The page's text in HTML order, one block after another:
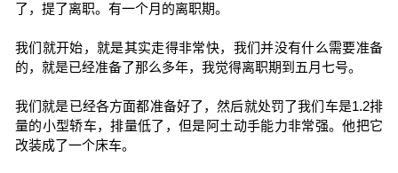
了，提了离职。有一个月的离职期。
我们就开始，就是其实走得非常快，我们并没有什么需要准备
的，就是已经准备了那么多年，我觉得离职期到五月七号。
我们就是已经各方面都准备好了，然后就处罚了我们车是1.2排
量的小型轿车，排量低了，但是阿土动手能力非常强。他把它
改装成了一个床车。